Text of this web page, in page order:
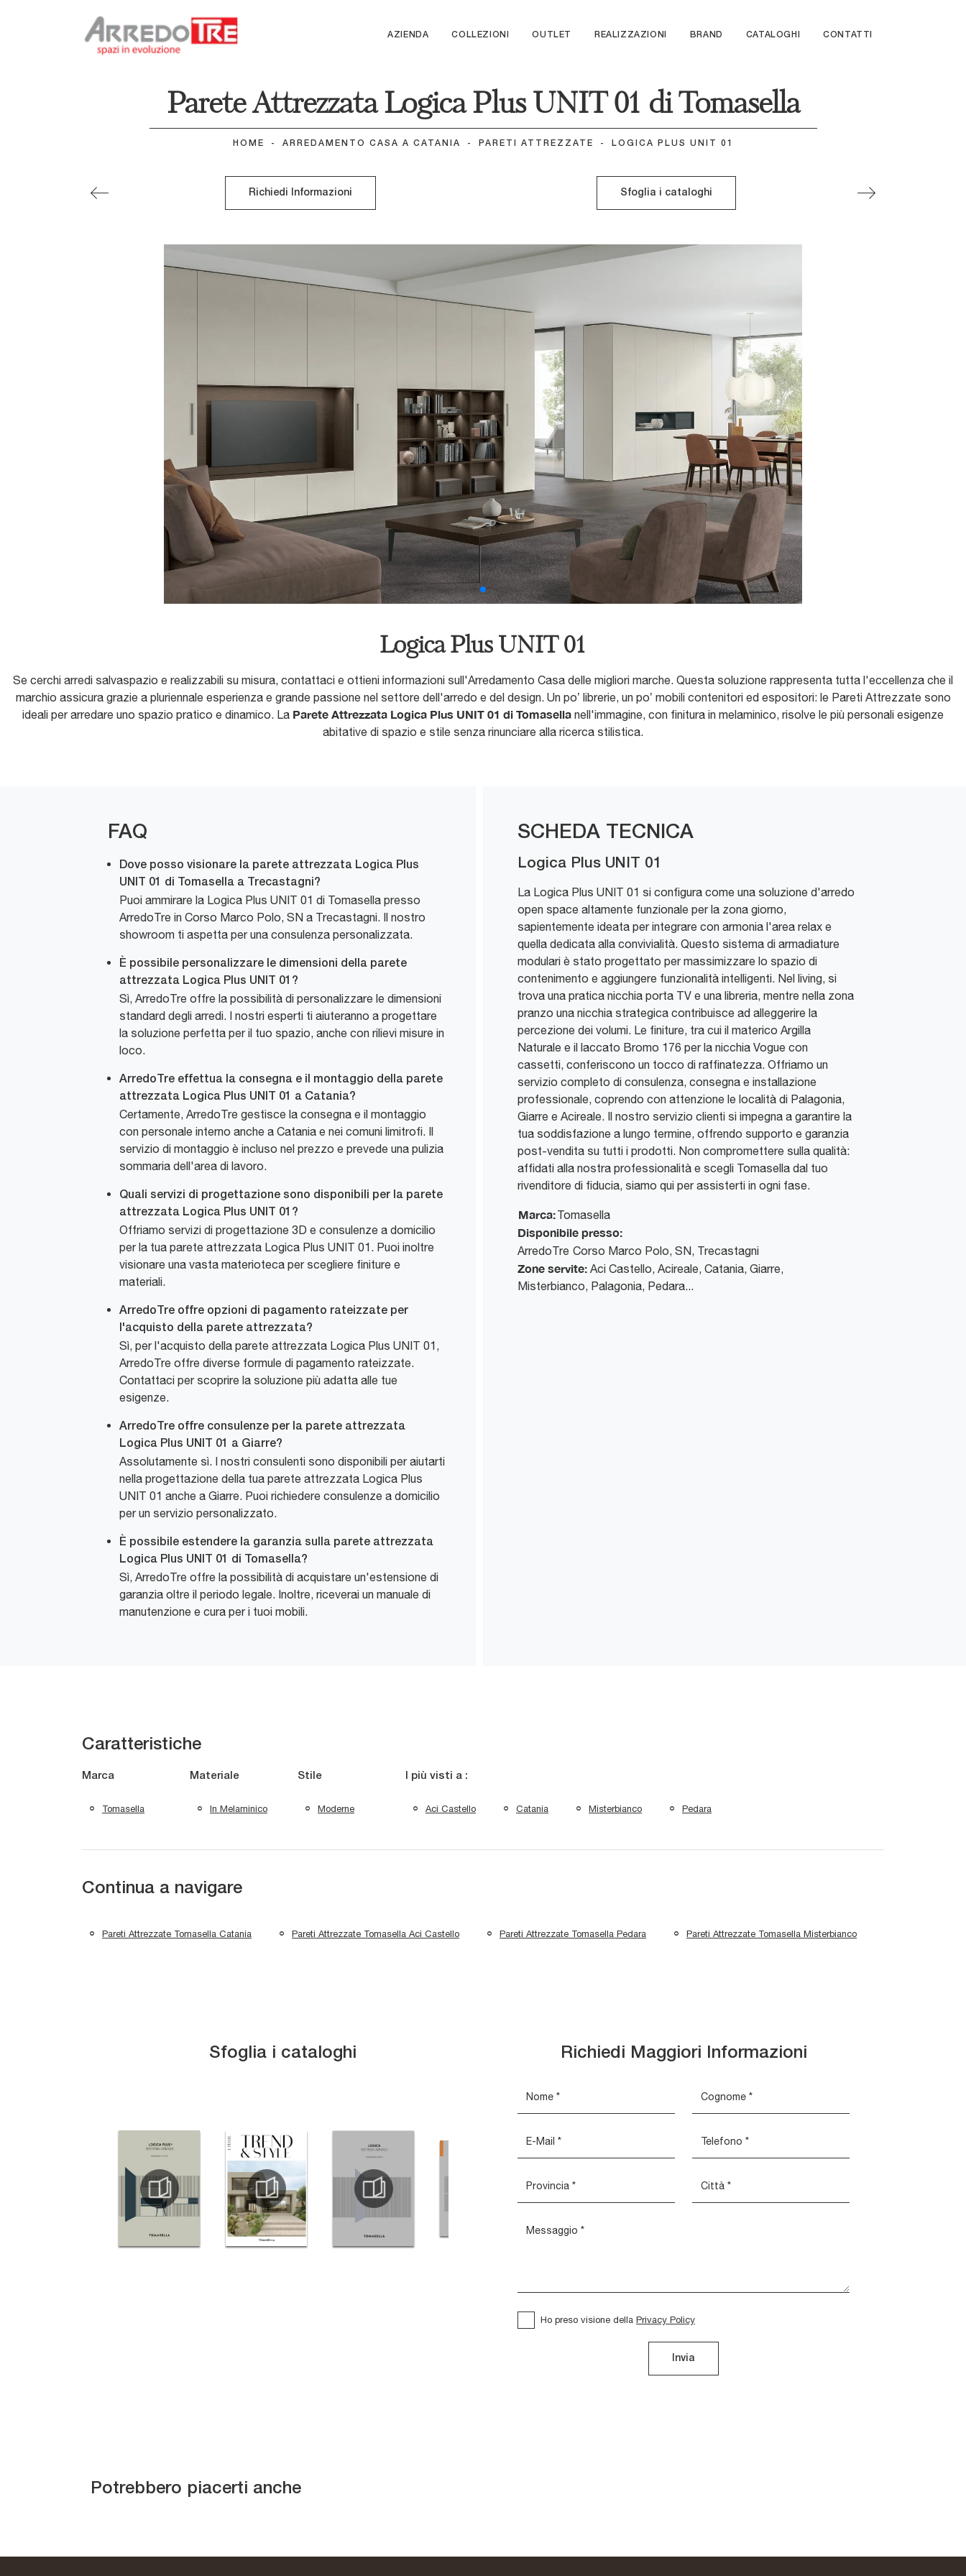
AZIENDA COLLEZIONI OUTLET REALIZZAZIONI BRAND CATALOGHI CONTATTI
Parete Attrezzata Logica Plus UNIT 01 di Tomasella
HOME - ARREDAMENTO CASA A CATANIA - PARETI ATTREZZATE - LOGICA PLUS UNIT 01
Richiedi Informazioni Sfoglia i cataloghi
Logica Plus UNIT 01
Se cerchi arredi salvaspazio e realizzabili su misura, contattaci e ottieni informazioni sull'Arredamento Casa delle migliori marche. Questa soluzione rappresenta tutta l'eccellenza che il
marchio assicura grazie a pluriennale esperienza e grande passione nel settore dell'arredo e del design. Un po’ librerie, un po’ mobili contenitori ed espositori: le Pareti Attrezzate sono
ideali per arredare uno spazio pratico e dinamico. La Parete Attrezzata Logica Plus UNIT 01 di Tomasella nell'immagine, con finitura in melaminico, risolve le più personali esigenze
abitative di spazio e stile senza rinunciare alla ricerca stilistica.
FAQ
Dove posso visionare la parete attrezzata Logica Plus
UNIT 01 di Tomasella a Trecastagni?
Puoi ammirare la Logica Plus UNIT 01 di Tomasella presso
ArredoTre in Corso Marco Polo, SN a Trecastagni. Il nostro
showroom ti aspetta per una consulenza personalizzata.
È possibile personalizzare le dimensioni della parete
attrezzata Logica Plus UNIT 01?
Sì, ArredoTre offre la possibilità di personalizzare le dimensioni
standard degli arredi. I nostri esperti ti aiuteranno a progettare
la soluzione perfetta per il tuo spazio, anche con rilievi misure in
loco.
ArredoTre effettua la consegna e il montaggio della parete
attrezzata Logica Plus UNIT 01 a Catania?
Certamente, ArredoTre gestisce la consegna e il montaggio
con personale interno anche a Catania e nei comuni limitrofi. Il
servizio di montaggio è incluso nel prezzo e prevede una pulizia
sommaria dell'area di lavoro.
Quali servizi di progettazione sono disponibili per la parete
attrezzata Logica Plus UNIT 01?
Offriamo servizi di progettazione 3D e consulenze a domicilio
per la tua parete attrezzata Logica Plus UNIT 01. Puoi inoltre
visionare una vasta materioteca per scegliere finiture e
materiali.
ArredoTre offre opzioni di pagamento rateizzate per
l'acquisto della parete attrezzata?
Sì, per l'acquisto della parete attrezzata Logica Plus UNIT 01,
ArredoTre offre diverse formule di pagamento rateizzate.
Contattaci per scoprire la soluzione più adatta alle tue
esigenze.
ArredoTre offre consulenze per la parete attrezzata
Logica Plus UNIT 01 a Giarre?
Assolutamente sì. I nostri consulenti sono disponibili per aiutarti
nella progettazione della tua parete attrezzata Logica Plus
UNIT 01 anche a Giarre. Puoi richiedere consulenze a domicilio
per un servizio personalizzato.
È possibile estendere la garanzia sulla parete attrezzata
Logica Plus UNIT 01 di Tomasella?
Sì, ArredoTre offre la possibilità di acquistare un'estensione di
garanzia oltre il periodo legale. Inoltre, riceverai un manuale di
manutenzione e cura per i tuoi mobili.
SCHEDA TECNICA
Logica Plus UNIT 01
La Logica Plus UNIT 01 si configura come una soluzione d'arredo
open space altamente funzionale per la zona giorno,
sapientemente ideata per integrare con armonia l'area relax e
quella dedicata alla convivialità. Questo sistema di armadiature
modulari è stato progettato per massimizzare lo spazio di
contenimento e aggiungere funzionalità intelligenti. Nel living, si
trova una pratica nicchia porta TV e una libreria, mentre nella zona
pranzo una nicchia strategica contribuisce ad alleggerire la
percezione dei volumi. Le finiture, tra cui il materico Argilla
Naturale e il laccato Bromo 176 per la nicchia Vogue con
cassetti, conferiscono un tocco di raffinatezza. Offriamo un
servizio completo di consulenza, consegna e installazione
professionale, coprendo con attenzione le località di Palagonia,
Giarre e Acireale. Il nostro servizio clienti si impegna a garantire la
tua soddisfazione a lungo termine, offrendo supporto e garanzia
post-vendita su tutti i prodotti. Non compromettere sulla qualità:
affidati alla nostra professionalità e scegli Tomasella dal tuo
rivenditore di fiducia, siamo qui per assisterti in ogni fase.
Marca:Tomasella
Disponibile presso:
ArredoTre Corso Marco Polo, SN, Trecastagni
Zone servite: Aci Castello, Acireale, Catania, Giarre,
Misterbianco, Palagonia, Pedara...
Caratteristiche
Marca
Tomasella
Materiale
In Melaminico
Stile
Moderne
I più visti a :
Aci Castello Catania Misterbianco Pedara
Continua a navigare
Pareti Attrezzate Tomasella Catania Pareti Attrezzate Tomasella Aci Castello Pareti Attrezzate Tomasella Pedara Pareti Attrezzate Tomasella Misterbianco
Sfoglia i cataloghi Richiedi Maggiori Informazioni
Ho preso visione della Privacy Policy
Invia
Potrebbero piacerti anche
I-ModulART F